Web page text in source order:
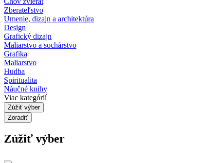
Zberateľstvo
Umenie, dizajn a architektúra
Design
Grafický dizajn
Maliarstvo a sochárstvo
Grafika
Maliarstvo
Hudba
Spiritualita
Náučné knihy
Viac kategórií
Zúžiť výber
Zoradiť
Zúžiť výber